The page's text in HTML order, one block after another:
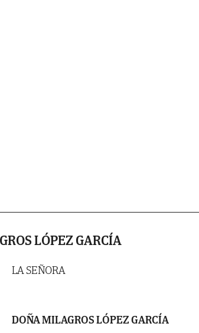
LÓPEZ GARCÍA
LA SEÑORA
DOÑA MILAGROS LÓPEZ GARCÍA